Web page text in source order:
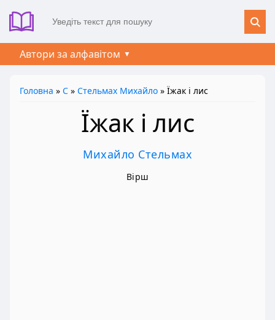
Автори за алфавітом
Головна » С » Стельмах Михайло » Їжак і лис
Їжак і лис
Михайло Стельмах
Вірш